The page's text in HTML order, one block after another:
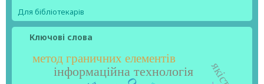
Для бібліотекарів
Ключові слова
інформаційна технологія
метод граничних елементів
якість